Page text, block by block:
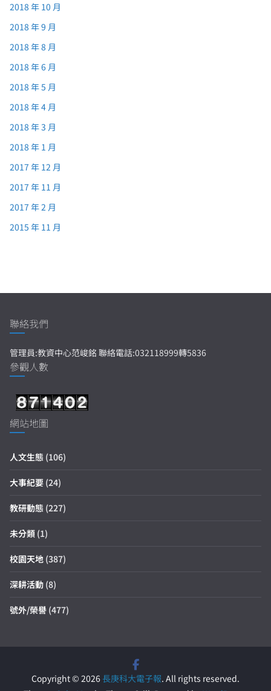
2018 年 10 月
2018 年 9 月
2018 年 8 月
2018 年 6 月
2018 年 5 月
2018 年 4 月
2018 年 3 月
2018 年 1 月
2017 年 12 月
2017 年 11 月
2017 年 2 月
2015 年 11 月
聯絡我們
管理員:教資中心范峻銘 聯絡電話:032118999轉5836
參觀人數
網站地圖
人文生態 (106)
大事紀要 (24)
教研動態 (227)
未分類 (1)
校園天地 (387)
深耕活動 (8)
號外/榮譽 (477)
Copyright © 2026長庚科大電子報. All rights reserved.